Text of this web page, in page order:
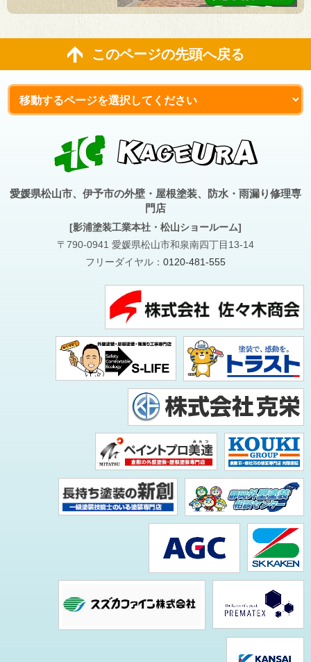
このページの先頭へ戻る
愛媛県松山市、伊予市の外壁・屋根塗装、防水・雨漏り修理専
門店
[影浦塗装工業本社・松山ショールーム]
〒790-0941 愛媛県松山市和泉南四丁目13-14
フリーダイヤル： 0120-481-555